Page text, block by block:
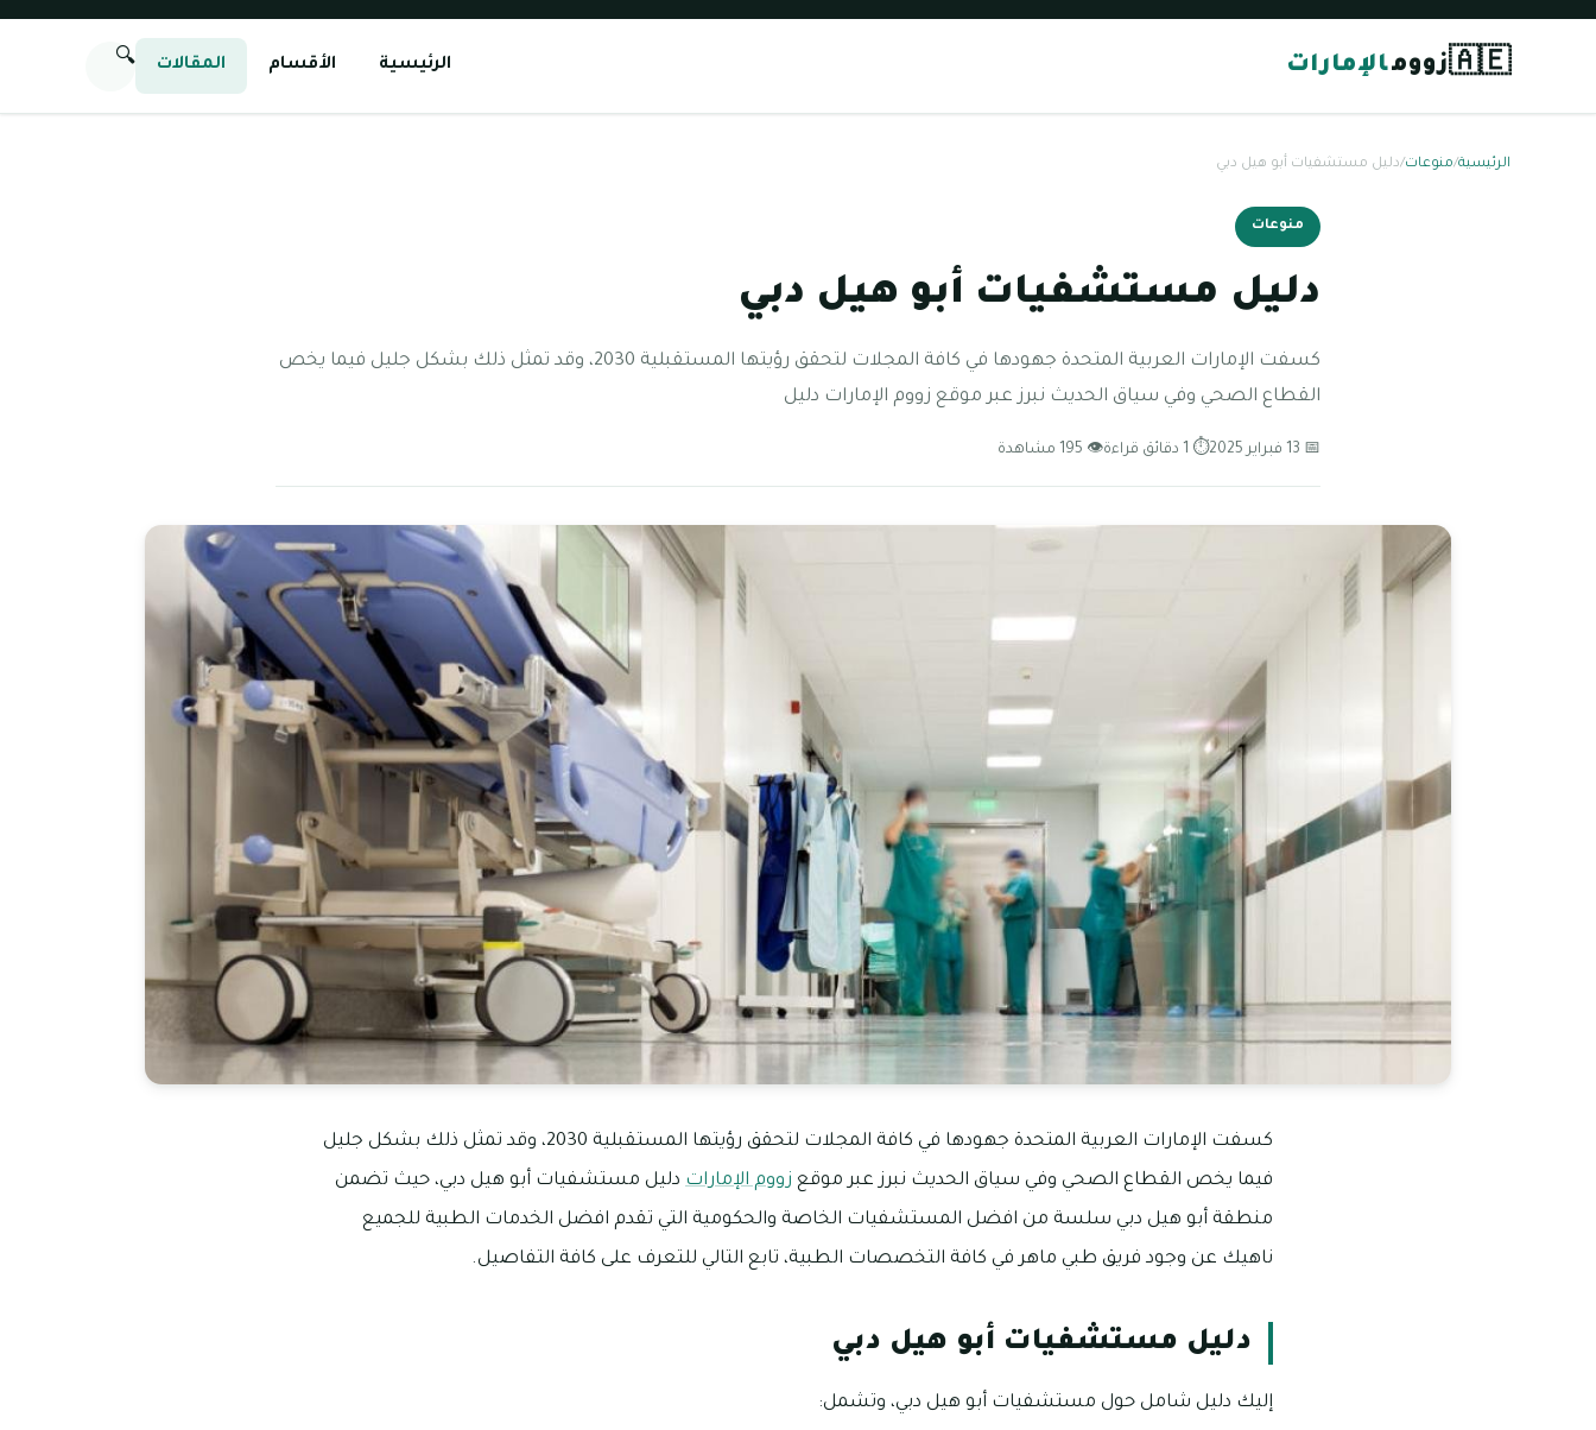
🇦🇪زوومالإمارات الرئيسية الأقسام المقالات 🔍
الرئيسية/منوعات/دليل مستشفيات أبو هيل دبي
منوعات
دليل مستشفيات أبو هيل دبي
كسفت الإمارات العربية المتحدة جهودها في كافة المجلات لتحقق رؤيتها المستقبلية 2030، وقد تمثل ذلك بشكل جليل فيما يخص
القطاع الصحي وفي سياق الحديث نبرز عبر موقع زووم الإمارات دليل
📅 13 فبراير 2025 ⏱ 1 دقائق قراءة 👁 195 مشاهدة
كسفت الإمارات العربية المتحدة جهودها في كافة المجلات لتحقق رؤيتها المستقبلية 2030، وقد تمثل ذلك بشكل جليل
فيما يخص القطاع الصحي وفي سياق الحديث نبرز عبر موقع زووم الإمارات دليل مستشفيات أبو هيل دبي، حيث تضمن
منطقة أبو هيل دبي سلسة من افضل المستشفيات الخاصة والحكومية التي تقدم افضل الخدمات الطبية للجميع
ناهيك عن وجود فريق طبي ماهر في كافة التخصصات الطبية، تابع التالي للتعرف على كافة التفاصيل.
دليل مستشفيات أبو هيل دبي
إليك دليل شامل حول مستشفيات أبو هيل دبي، وتشمل: